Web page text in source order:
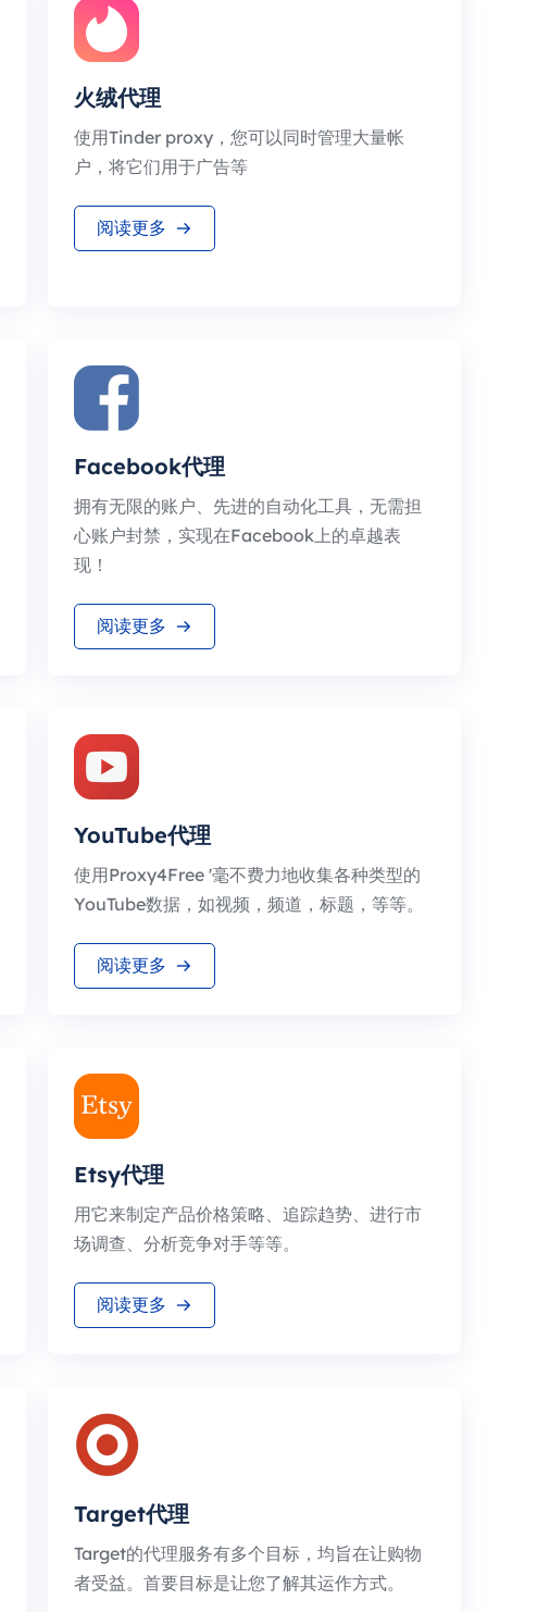
火绒代理
使用Tinder proxy，您可以同时管理大量帐
户，将它们用于广告等
阅读更多
Facebook代理
拥有无限的账户、先进的自动化工具，无需担
心账户封禁，实现在Facebook上的卓越表
现！
阅读更多
YouTube代理
使用Proxy4Free '毫不费力地收集各种类型的
YouTube数据，如视频，频道，标题，等等。
阅读更多
Etsy代理
用它来制定产品价格策略、追踪趋势、进行市
场调查、分析竞争对手等等。
阅读更多
Target代理
Target的代理服务有多个目标，均旨在让购物
者受益。首要目标是让您了解其运作方式。